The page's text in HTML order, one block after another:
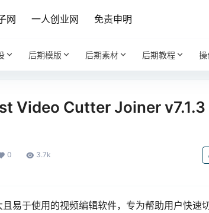
网 一人创业网 免责申明
后期模版 后期素材 后期教程 操
Video Cutter Joiner v7.1.3
0 3.7k
易于使用的视频编辑软件，专为帮助用户快速